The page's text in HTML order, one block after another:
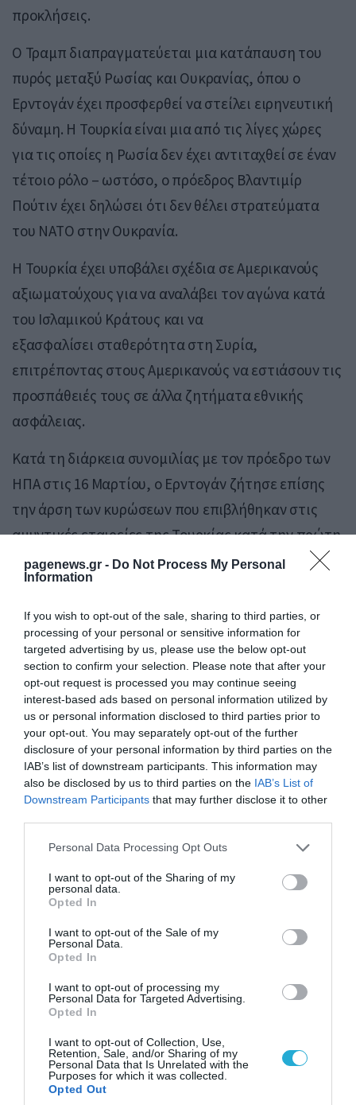
pagenews.gr - Do Not Process My Personal
Information
If you wish to opt-out of the sale, sharing to third parties, or
processing of your personal or sensitive information for
targeted advertising by us, please use the below opt-out
section to confirm your selection. Please note that after your
opt-out request is processed you may continue seeing
interest-based ads based on personal information utilized by
us or personal information disclosed to third parties prior to
your opt-out. You may separately opt-out of the further
disclosure of your personal information by third parties on the
IAB’s list of downstream participants. This information may
also be disclosed by us to third parties on the IAB’s List of
Downstream Participants that may further disclose it to other
Please note that this website/app uses one or more Google
not limited to your visit or usage behaviour. You may click to
grant or deny consent to Google and its third-party tags to
use your data for below specified purposes in below Google
consent section.
Personal Data Processing Opt Outs
I want to opt-out of the Sharing of my
personal data.
Opted In
I want to opt-out of the Sale of my
Personal Data.
Opted In
I want to opt-out of processing my
Personal Data for Targeted Advertising.
Opted In
I want to opt-out of Collection, Use,
Retention, Sale, and/or Sharing of my
Personal Data that Is Unrelated with the
Purposes for which it was collected.
Opted Out
προκλήσεις.
Ο Τραμπ διαπραγματεύεται μια κατάπαυση του
πυρός μεταξύ Ρωσίας και Ουκρανίας, όπου ο
Ερντογάν έχει προσφερθεί να στείλει ειρηνευτική
δύναμη. Η Τουρκία είναι μια από τις λίγες χώρες
για τις οποίες η Ρωσία δεν έχει αντιταχθεί σε έναν
τέτοιο ρόλο – ωστόσο, ο πρόεδρος Βλαντιμίρ
Πούτιν έχει δηλώσει ότι δεν θέλει στρατεύματα
του ΝΑΤΟ στην Ουκρανία.
Η Τουρκία έχει υποβάλει σχέδια σε Αμερικανούς
αξιωματούχους για να αναλάβει τον αγώνα κατά
του Ισλαμικού Κράτους και να
εξασφαλίσει σταθερότητα στη Συρία,
επιτρέποντας στους Αμερικανούς να εστιάσουν τις
προσπάθειές τους σε άλλα ζητήματα εθνικής
ασφάλειας.
Κατά τη διάρκεια συνομιλίας με τον πρόεδρο των
ΗΠΑ στις 16 Μαρτίου, ο Ερντογάν ζήτησε επίσης
την άρση των κυρώσεων που επιβλήθηκαν στις
αμυντικές εταιρείες της Τουρκίας κατά την πρώτη
προεδρία Τραμπ. Επιπλέον, ο Ερντογάν, ο οποίος
επιδιώκει να συναντήσει τον Τραμπ στον Λευκό
Οίκο τον επόμενο μήνα, ζήτησε την επαναφορά
της Τουρκίας στο έργο F-35, ένα κοινό πρόγραμμα
παραγωγής των πιο προηγμένων μαχητικών
αεροσκαφών πέμπτης γενιάς της Αμερικής.
συνομιλία με τον Ερντογάν πριν από δύο ημέρες –
πραγματικά μεταμορφωτική”, δήλωσε την
Παρασκευή ο ειδικός απεσταλμένος του Τραμπ,
Στιβ Γουίτκοφ, απορρίπτοντας τις ανησυχίες για
τις διαδηλώσεις που πυροδότησε η κράτηση του
Ιμάμογλου. “Υπάρχουν πολλά καλά, θετικά νέα που
έρχονται από την Τουρκία αυτή τη στιγμή ως